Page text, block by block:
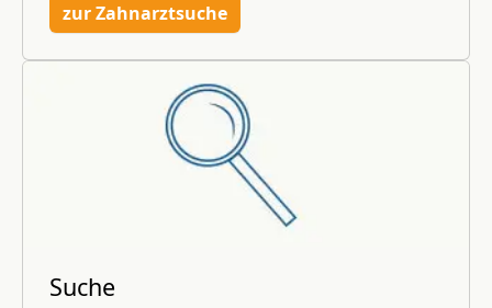
zur Zahnarztsuche
Suche